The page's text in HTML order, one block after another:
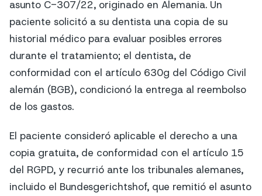
asunto C-307/22, originado en Alemania. Un
paciente solicitó a su dentista una copia de su
historial médico para evaluar posibles errores
durante el tratamiento; el dentista, de
conformidad con el artículo 630g del Código Civil
alemán (BGB), condicionó la entrega al reembolso
de los gastos.
El paciente consideró aplicable el derecho a una
copia gratuita, de conformidad con el artículo 15
del RGPD, y recurrió ante los tribunales alemanes,
incluido el Bundesgerichtshof, que remitió el asunto